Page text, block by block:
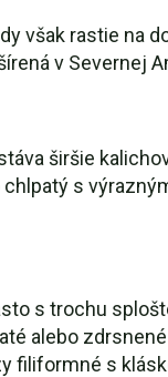
však rastie na
v Severnej
širšie
s
s trochu
alebo
filiformné s